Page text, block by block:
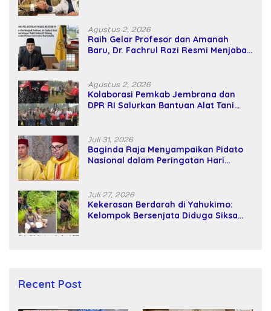
Agustus 2, 2026
Raih Gelar Profesor dan Amanah
Baru, Dr. Fachrul Razi Resmi Menjabat
Agustus 2, 2026
Kolaborasi Pemkab Jembrana dan
DPR RI Salurkan Bantuan Alat Tani
Juli 31, 2026
Baginda Raja Menyampaikan Pidato
Nasional dalam Peringatan Hari
Juli 27, 2026
Kekerasan Berdarah di Yahukimo:
Kelompok Bersenjata Diduga Siksa
Recent Post